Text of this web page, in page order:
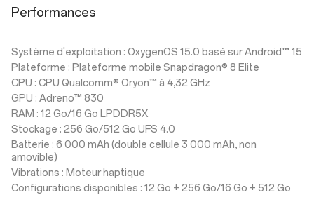
Performances
Système d'exploitation : OxygenOS 15.0 basé sur Android™ 15
Plateforme : Plateforme mobile Snapdragon® 8 Elite
CPU : CPU Qualcomm® Oryon™ à 4,32 GHz
GPU : Adreno™ 830
RAM : 12 Go/16 Go LPDDR5X
Stockage : 256 Go/512 Go UFS 4.0
Batterie : 6 000 mAh (double cellule 3 000 mAh, non
amovible)
Vibrations : Moteur haptique
Configurations disponibles : 12 Go + 256 Go/16 Go + 512 Go